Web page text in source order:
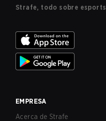
Strafe, todo sobre esports
EMPRESA
Acerca de Strafe